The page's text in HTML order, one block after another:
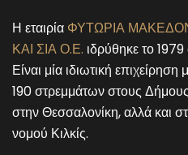
Η εταιρία ΦΥΤΩΡΙΑ
ΚΑΙ ΣΙΑ Ο.Ε. ιδρύθηκε το
Είναι μία ιδιωτική επιχείρηση
190 στρεμμάτων στους
στην Θεσσαλονίκη, αλλά και
νομού Κιλκίς.